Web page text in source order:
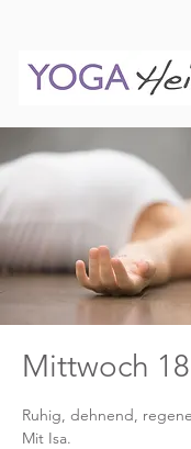
Mittwoch
Ruhig, dehnend,
Mit Isa.